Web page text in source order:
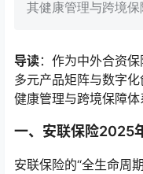
其健康管理与跨境保
导读：作为中外合资
多元产品矩阵与数字
健康管理与跨境保障体
一、安联保险2025
安联保险的“全生命周